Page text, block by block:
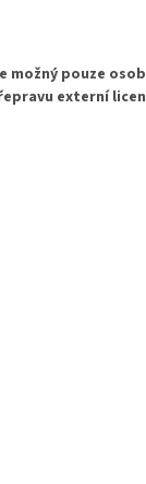
pouze
externí